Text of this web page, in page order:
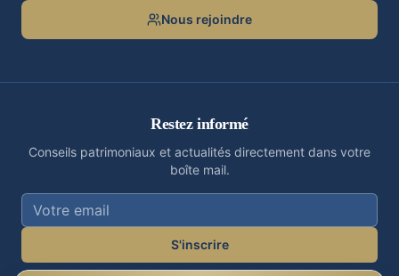
Nous rejoindre
Restez informé
Conseils patrimoniaux et actualités directement dans votre
boîte mail.
S'inscrire